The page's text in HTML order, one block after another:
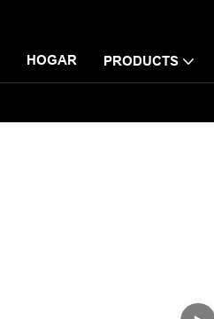
HOGAR PRODUCTS